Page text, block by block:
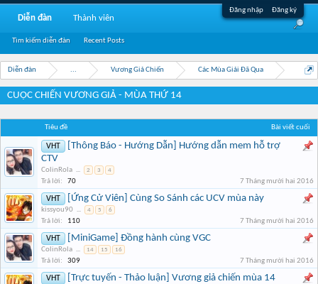
Đăng nhập Đăng ký
Diễn đàn ... Vương Giả Chiến Các Mùa Giải Đã Qua
CUỘC CHIẾN VƯƠNG GIẢ - MÙA THỨ 14
Tiêu đề Bài viết cuối
VHT
[Thông Báo - Hướng Dẫn] Hướng dẫn mem hỗ trợ
CTV
ColinRola ... 2 3 4
Trả lời: 70 7 Tháng mười hai 2016
VHT [Ứng Cử Viên] Cùng So Sánh các UCV mùa này
kissyou90 ... 4 5 6
Trả lời: 110 7 Tháng mười hai 2016
VHT [MiniGame] Đồng hành cùng VGC
ColinRola ... 14 15 16
Trả lời: 309 7 Tháng mười hai 2016
VHT [Trực tuyến - Thảo luận] Vương giả chiến mùa 14
Diễn đàn
Tìm kiếm diễn đàn Recent Posts
Thành viên